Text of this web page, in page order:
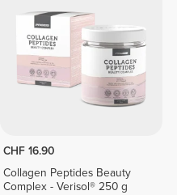
CHF 16.90
Collagen Peptides Beauty
Complex - Verisol® 250 g